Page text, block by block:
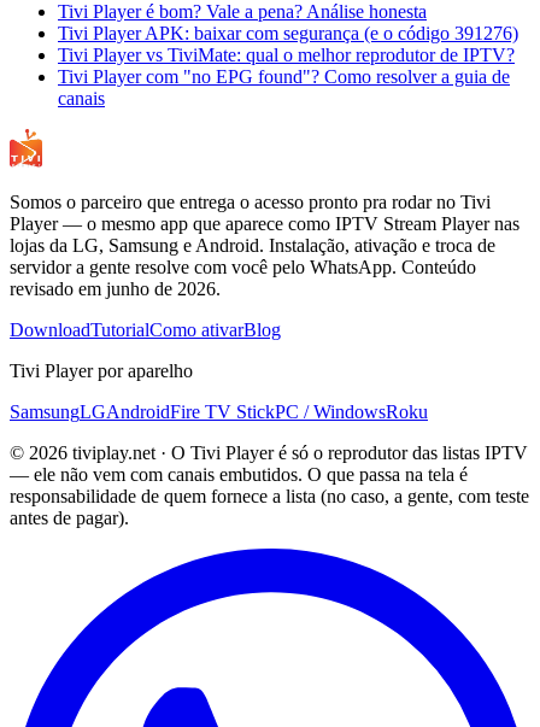
Tivi Player é bom? Vale a pena? Análise honesta
Tivi Player APK: baixar com segurança (e o código 391276)
Tivi Player vs TiviMate: qual o melhor reprodutor de IPTV?
Tivi Player com "no EPG found"? Como resolver a guia de
canais
Somos o parceiro que entrega o acesso pronto pra rodar no Tivi
Player — o mesmo app que aparece como IPTV Stream Player nas
lojas da LG, Samsung e Android. Instalação, ativação e troca de
servidor a gente resolve com você pelo WhatsApp. Conteúdo
revisado em junho de 2026.
DownloadTutorialComo ativarBlog
Tivi Player por aparelho
SamsungLGAndroidFire TV StickPC / WindowsRoku
© 2026 tiviplay.net · O Tivi Player é só o reprodutor das listas IPTV
— ele não vem com canais embutidos. O que passa na tela é
responsabilidade de quem fornece a lista (no caso, a gente, com teste
antes de pagar).